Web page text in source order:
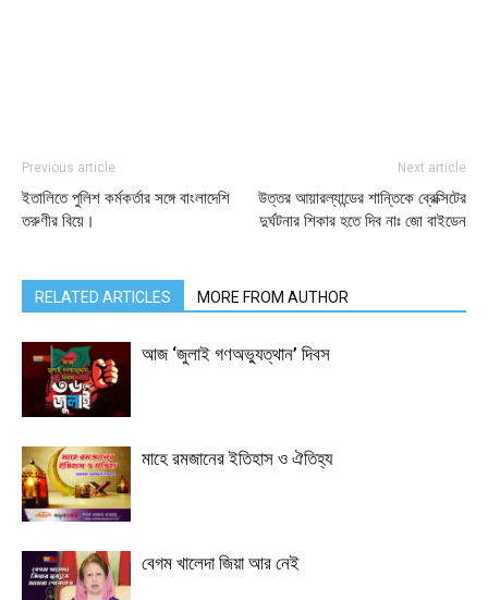
Previous article
ইতালিতে পুলিশ কর্মকর্তার সঙ্গে বাংলাদেশি
তরুণীর বিয়ে।
Next article
উত্তর আয়ারল্যান্ডের শান্তিকে ব্রেক্সিটের
দুর্ঘটনার শিকার হতে দিব নাঃ জো বাইডেন
RELATED ARTICLES MORE FROM AUTHOR
আজ ‘জুলাই গণঅভ্যুত্থান’ দিবস
মাহে রমজানের ইতিহাস ও ঐতিহ্য
বেগম খালেদা জিয়া আর নেই